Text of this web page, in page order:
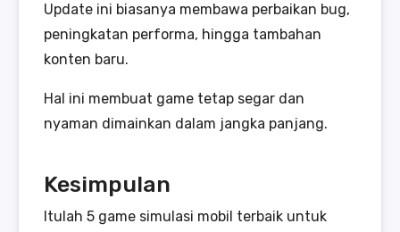
Update ini biasanya membawa perbaikan bug,
peningkatan performa, hingga tambahan
konten baru.
Hal ini membuat game tetap segar dan
nyaman dimainkan dalam jangka panjang.
Kesimpulan
Itulah 5 game simulasi mobil terbaik untuk